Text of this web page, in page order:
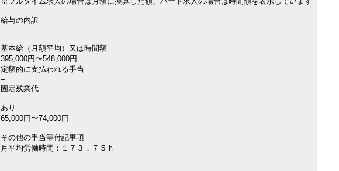
給与の内訳
基本給（月額平均）又は時間額
395,000円〜548,000円
定額的に支払われる手当
–
固定残業代
あり
65,000円〜74,000円
その他の手当等付記事項
月平均労働時間：１７３．７５ｈ